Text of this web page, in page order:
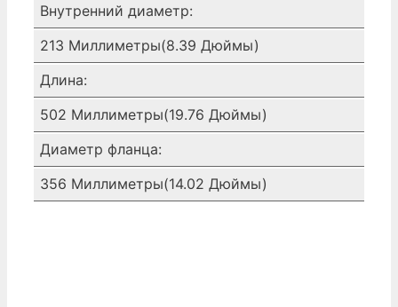
Внутренний диаметр:
213 Миллиметры(8.39 Дюймы)
Длина:
502 Миллиметры(19.76 Дюймы)
Диаметр фланца:
356 Миллиметры(14.02 Дюймы)